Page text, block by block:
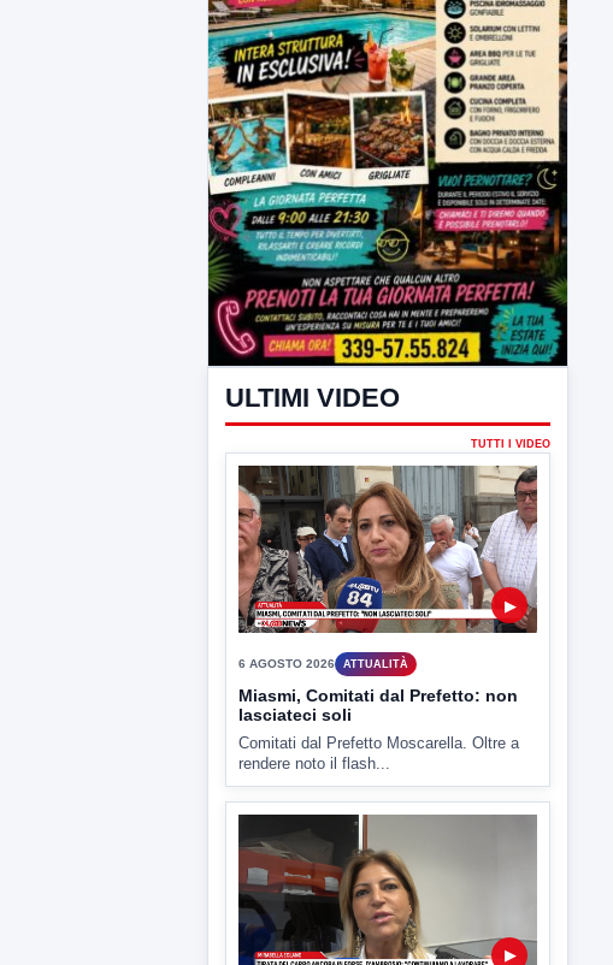
ULTIMI VIDEO
TUTTI I VIDEO
▶
6 AGOSTO 2026 ATTUALITÀ
Miasmi, Comitati dal Prefetto: non
lasciateci soli
Comitati dal Prefetto Moscarella. Oltre a
rendere noto il flash...
Tirata del Carro ancora in forse,
D'Ambrosio: continuiamo a lavorare
L'assessore comunale alla Cultura di
Mirabella Eclano, Raffaella Rita
D'Ambrosio,...